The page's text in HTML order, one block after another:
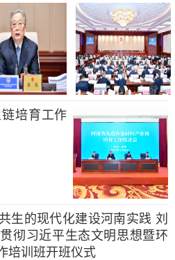
培育工作
生的现代化建设河南实践 刘
彻习近平生态文明思想暨环
培训班开班仪式